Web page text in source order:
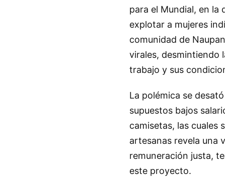
para el Mundial, en la
explotar a mujeres
comunidad de
virales, desmintiendo
trabajo y sus
La polémica se
supuestos bajos
camisetas, las cuales
artesanas revela una
remuneración justa,
este proyecto.